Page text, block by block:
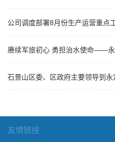
公司调度部署8月份生产运营重点
赓续军旅初心 勇担治水使命——
石景山区委、区政府主要领导到永
友情链接